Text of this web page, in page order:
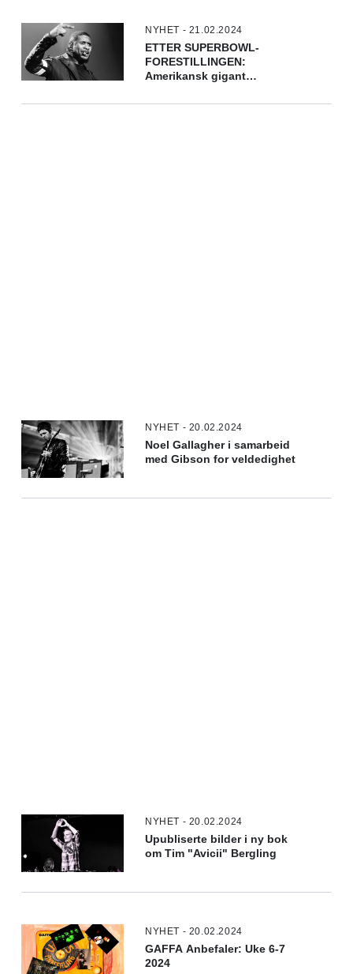
NYHET - 21.02.2024
ETTER SUPERBOWL-
FORESTILLINGEN:
Amerikansk gigant
konserter
NYHET - 20.02.2024
Noel Gallagher i samarbeid
med Gibson for veldedighet
NYHET - 20.02.2024
Upubliserte bilder i ny bok
om Tim "Avicii" Bergling
NYHET - 20.02.2024
GAFFA Anbefaler: Uke 6-7
2024